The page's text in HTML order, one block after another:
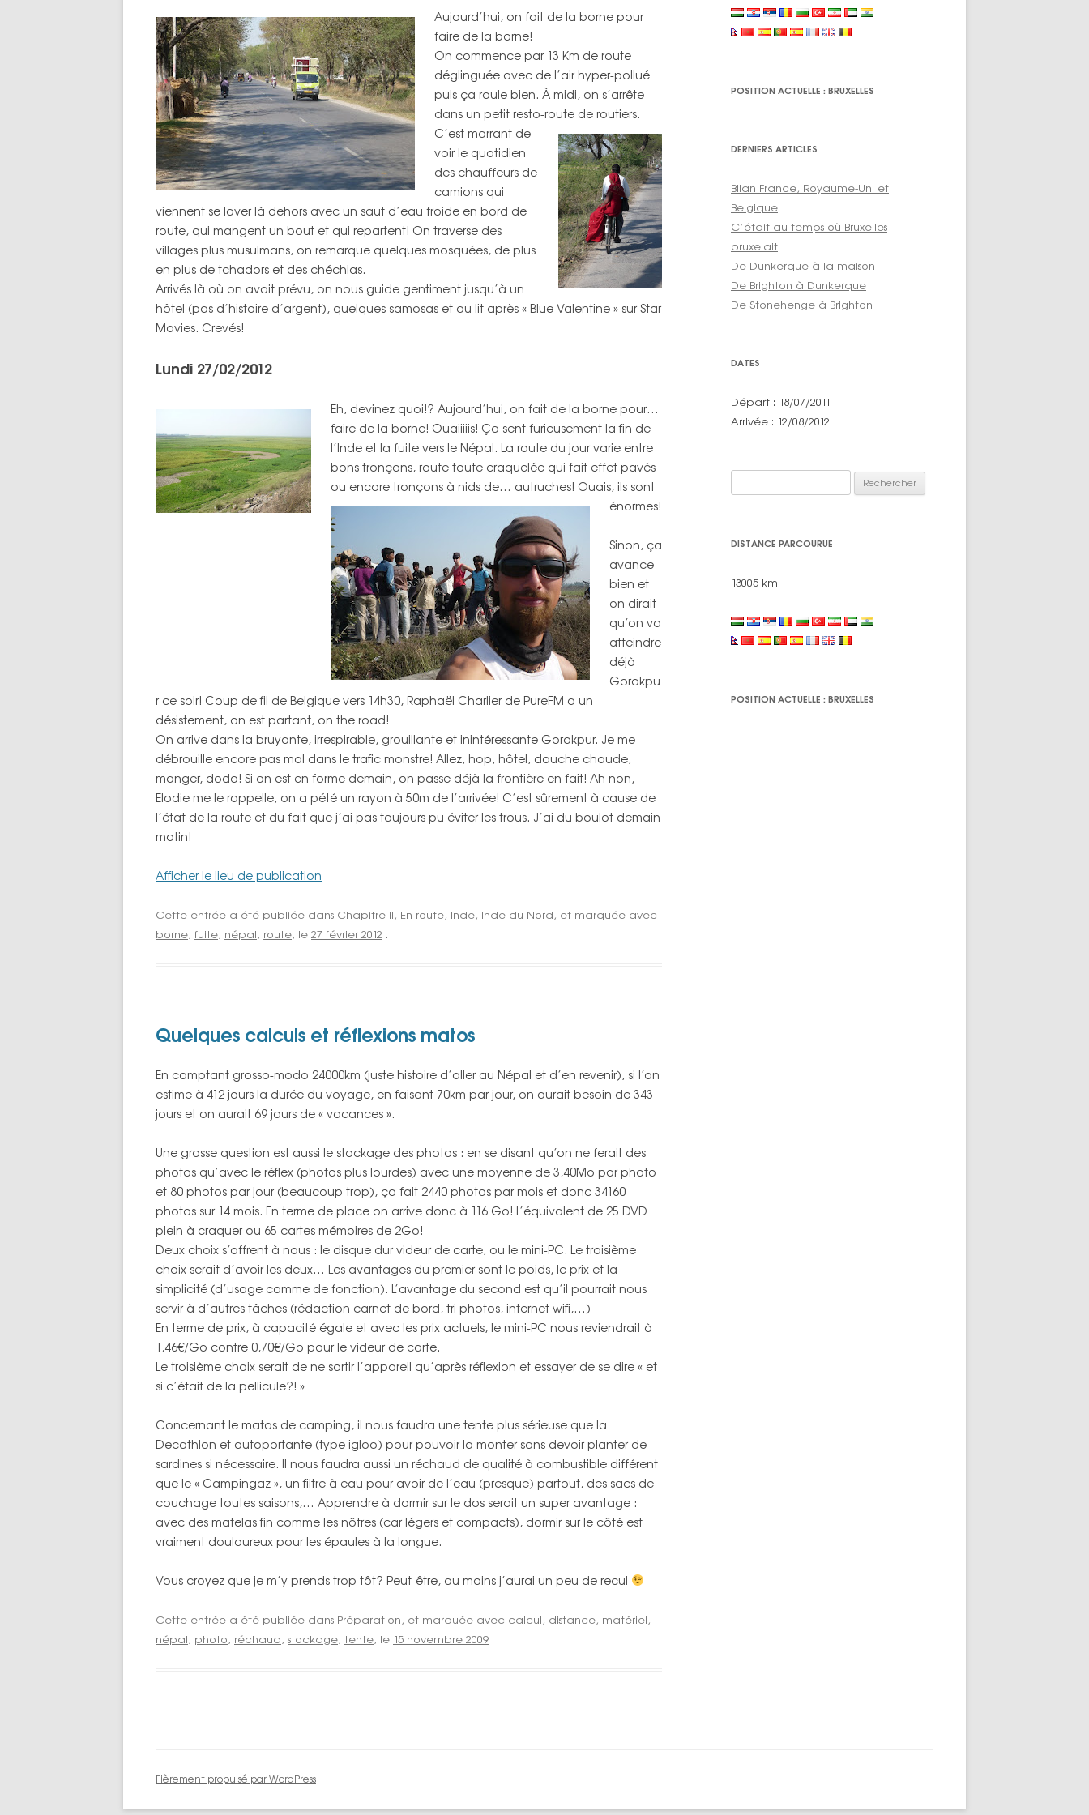
TURQUIE
IRAN
ÉMIRATS ARABES UNIS
FRANCE
ROYAUME-UNI
BELGIQUE
TOPOS PAR PAYS IRAN
ÉMIRATS ARABES UNIS
INDE DU SUD
INDE DU NORD
NÉPAL
MAROC
PORTUGAL
FRANCE
CARTE INDE DU SUD
CARTE INDE DU NORD, NÉPAL
CARTE MAROC
CARTE ESPAGNE, PORTUGAL
CARTE FRANCE, ROYAUME-UNI,
BELGIQUE
Aujourd’hui, on fait de la borne pour
faire de la borne!
On commence par 13 Km de route
déglinguée avec de l’air hyper-pollué
puis ça roule bien. À midi, on s’arrête
dans un petit resto-route de routiers.
C’est marrant de
voir le quotidien
des chauffeurs de
camions qui
viennent se laver là dehors avec un saut d’eau froide en bord de
route, qui mangent un bout et qui repartent! On traverse des
villages plus musulmans, on remarque quelques mosquées, de plus
en plus de tchadors et des chéchias.
Arrivés là où on avait prévu, on nous guide gentiment jusqu’à un
hôtel (pas d’histoire d’argent), quelques samosas et au lit après « Blue Valentine » sur Star
Movies. Crevés!
Lundi 27/02/2012
Eh, devinez quoi!? Aujourd’hui, on fait de la borne pour…
faire de la borne! Ouaiiiiis! Ça sent furieusement la fin de
l’Inde et la fuite vers le Népal. La route du jour varie entre
bons tronçons, route toute craquelée qui fait effet pavés
ou encore tronçons à nids de… autruches! Ouais, ils sont
énormes!
Sinon, ça
avance
bien et
on dirait
qu’on va
atteindre
déjà
Gorakpu
r ce soir! Coup de fil de Belgique vers 14h30, Raphaël Charlier de PureFM a un
désistement, on est partant, on the road!
On arrive dans la bruyante, irrespirable, grouillante et inintéressante Gorakpur. Je me
débrouille encore pas mal dans le trafic monstre! Allez, hop, hôtel, douche chaude,
manger, dodo! Si on est en forme demain, on passe déjà la frontière en fait! Ah non,
Elodie me le rappelle, on a pété un rayon à 50m de l’arrivée! C’est sûrement à cause de
l’état de la route et du fait que j’ai pas toujours pu éviter les trous. J’ai du boulot demain
matin!
Afficher le lieu de publication
Cette entrée a été publiée dans Chapitre II, En route, Inde, Inde du Nord, et marquée avec
borne, fuite, népal, route, le 27 février 2012 .
Quelques calculs et réflexions matos
En comptant grosso-modo 24000km (juste histoire d’aller au Népal et d’en revenir), si l’on
estime à 412 jours la durée du voyage, en faisant 70km par jour, on aurait besoin de 343
jours et on aurait 69 jours de « vacances ».
Une grosse question est aussi le stockage des photos : en se disant qu’on ne ferait des
photos qu’avec le réflex (photos plus lourdes) avec une moyenne de 3,40Mo par photo
et 80 photos par jour (beaucoup trop), ça fait 2440 photos par mois et donc 34160
photos sur 14 mois. En terme de place on arrive donc à 116 Go! L’équivalent de 25 DVD
plein à craquer ou 65 cartes mémoires de 2Go!
Deux choix s’offrent à nous : le disque dur videur de carte, ou le mini-PC. Le troisième
choix serait d’avoir les deux… Les avantages du premier sont le poids, le prix et la
simplicité (d’usage comme de fonction). L’avantage du second est qu’il pourrait nous
servir à d’autres tâches (rédaction carnet de bord, tri photos, internet wifi,…)
En terme de prix, à capacité égale et avec les prix actuels, le mini-PC nous reviendrait à
1,46€/Go contre 0,70€/Go pour le videur de carte.
Le troisième choix serait de ne sortir l’appareil qu’après réflexion et essayer de se dire « et
si c’était de la pellicule?! »
Concernant le matos de camping, il nous faudra une tente plus sérieuse que la
Decathlon et autoportante (type igloo) pour pouvoir la monter sans devoir planter de
sardines si nécessaire. Il nous faudra aussi un réchaud de qualité à combustible différent
que le « Campingaz », un filtre à eau pour avoir de l’eau (presque) partout, des sacs de
couchage toutes saisons,… Apprendre à dormir sur le dos serait un super avantage :
avec des matelas fin comme les nôtres (car légers et compacts), dormir sur le côté est
vraiment douloureux pour les épaules à la longue.
Vous croyez que je m’y prends trop tôt? Peut-être, au moins j’aurai un peu de recul
Cette entrée a été publiée dans Préparation, et marquée avec calcul, distance, matériel,
népal, photo, réchaud, stockage, tente, le 15 novembre 2009 .
POSITION ACTUELLE : BRUXELLES
DERNIERS ARTICLES
Bilan France, Royaume-Uni et
Belgique
C’était au temps où Bruxelles
bruxelait
De Dunkerque à la maison
De Brighton à Dunkerque
De Stonehenge à Brighton
DATES
Départ : 18/07/2011
Arrivée : 12/08/2012
DISTANCE PARCOURUE
13005 km
POSITION ACTUELLE : BRUXELLES
Fièrement propulsé par WordPress